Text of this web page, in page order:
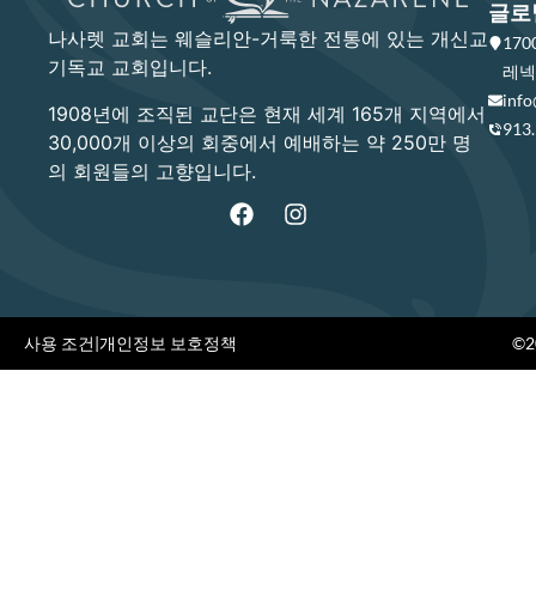
나사렛 교회는 웨슬리안-거룩한 전통에 있는 개신교
기독교 교회입니다.
1908년에 조직된 교단은 현재 세계 165개 지역에서
30,000개 이상의 회중에서 예배하는 약 250만 명
의 회원들의 고향입니다.
글로
레
사용 조건|개인정보 보호정책